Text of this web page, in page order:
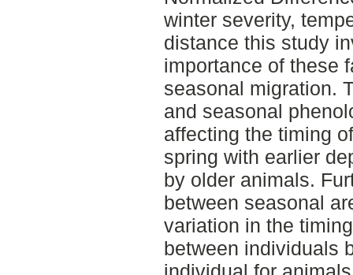
winter severity,
distance this study
importance of these
seasonal migration.
and seasonal
affecting the timing
spring with earlier
by older animals.
between seasonal
variation in the
between individuals